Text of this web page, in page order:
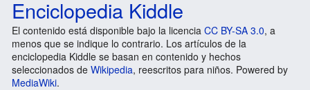
Enciclopedia Kiddle
El contenido está disponible bajo la licencia CC BY-SA 3.0, a
menos que se indique lo contrario. Los artículos de la
enciclopedia Kiddle se basan en contenido y hechos
seleccionados de Wikipedia, reescritos para niños. Powered by
MediaWiki.